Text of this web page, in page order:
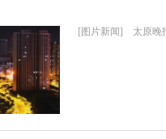
[图片新闻] 太原晚